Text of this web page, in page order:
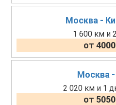
Москва -
1 600 км и
от
Москва -
2 020 км и 1
от